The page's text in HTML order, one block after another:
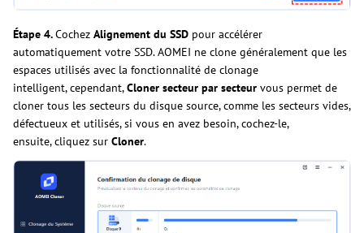
Étape 4.Cochez Alignement du SSD pour accélérer
automatiquement votre SSD. AOMEI ne clone généralement que les
espaces utilisés avec la fonctionnalité de clonage
intelligent, cependant,Cloner secteur par secteur vous permet de
cloner tous les secteurs du disque source, comme les secteurs vides,
défectueux et utilisés, si vous en avez besoin, cochez-le,
ensuite, cliquez sur Cloner.